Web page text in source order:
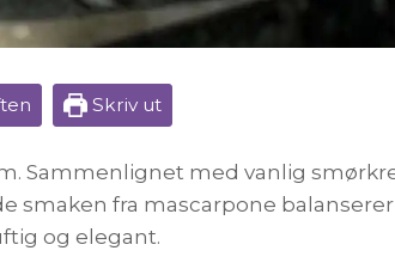
Skriv ut
Sammenlignet med vanlig
smaken fra mascarpone
og elegant.